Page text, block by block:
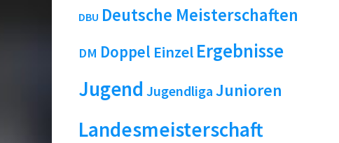
DBU Deutsche Meisterschaften
DM Doppel Einzel Ergebnisse
Jugend Jugendliga Junioren
Landesmeisterschaft